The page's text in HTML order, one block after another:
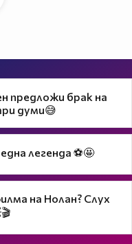
предложи брак на
думи😅
легенда ⚽🤩
на Нолан? Слух